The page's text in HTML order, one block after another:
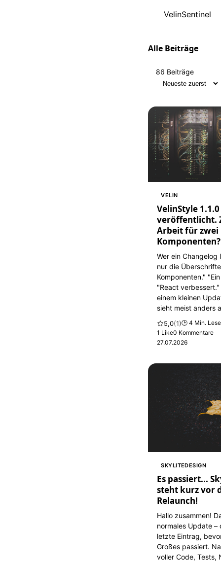
VelinSentinel
Alle Beiträge
86 Beiträge
Sortierung
VELIN
VelinStyle 1.1.0
veröffentlicht.
Arbeit für zwei
Wer ein Changelog
nur die
Komponenten."
"React
einem kleinen
sieht meist anders
5,0(1)🕒 4 Min.
1 Like0 Kommentare
27.07.2026
SKYLITEDESIGN
Es passiert...
steht kurz vor
Relaunch!
Hallo zusammen!
normales Update –
letzte Eintrag,
Großes passiert.
voller Code, Tests,